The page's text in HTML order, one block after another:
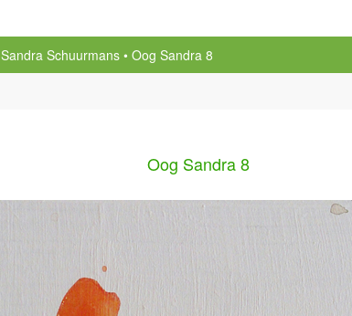
Sandra Schuurmans
Oog Sandra 8
Oog Sandra 8